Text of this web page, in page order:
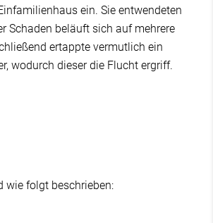
ein. Sie entwendeten
Schaden beläuft sich auf mehrere
ertappte vermutlich ein
wodurch dieser die Flucht ergriff.
wie folgt beschrieben: